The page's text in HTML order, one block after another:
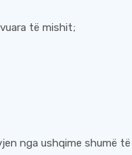
të mishit;
nga ushqime shumë